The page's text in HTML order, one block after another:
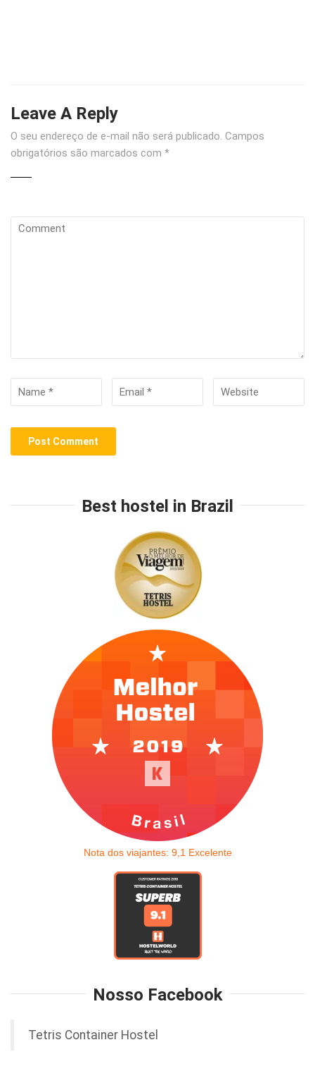
Leave A Reply
O seu endereço de e-mail não será publicado. Campos
obrigatórios são marcados com *
Best hostel in Brazil
Nota dos viajantes: 9,1 Excelente
Nosso Facebook
Tetris Container Hostel